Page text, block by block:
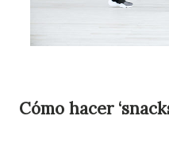
Cómo hacer